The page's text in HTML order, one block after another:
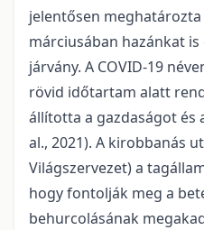
jelentősen
márciusában hazánkat
járvány. A COVID-19
rövid időtartam alatt
állította a gazdaságot és
al., 2021). A kirobbanás
Világszervezet) a
hogy fontolják meg a
behurcolásának